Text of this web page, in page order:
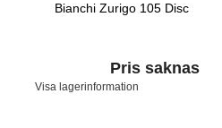
Bianchi Zurigo 105 Disc
Pris saknas
Visa lagerinformation